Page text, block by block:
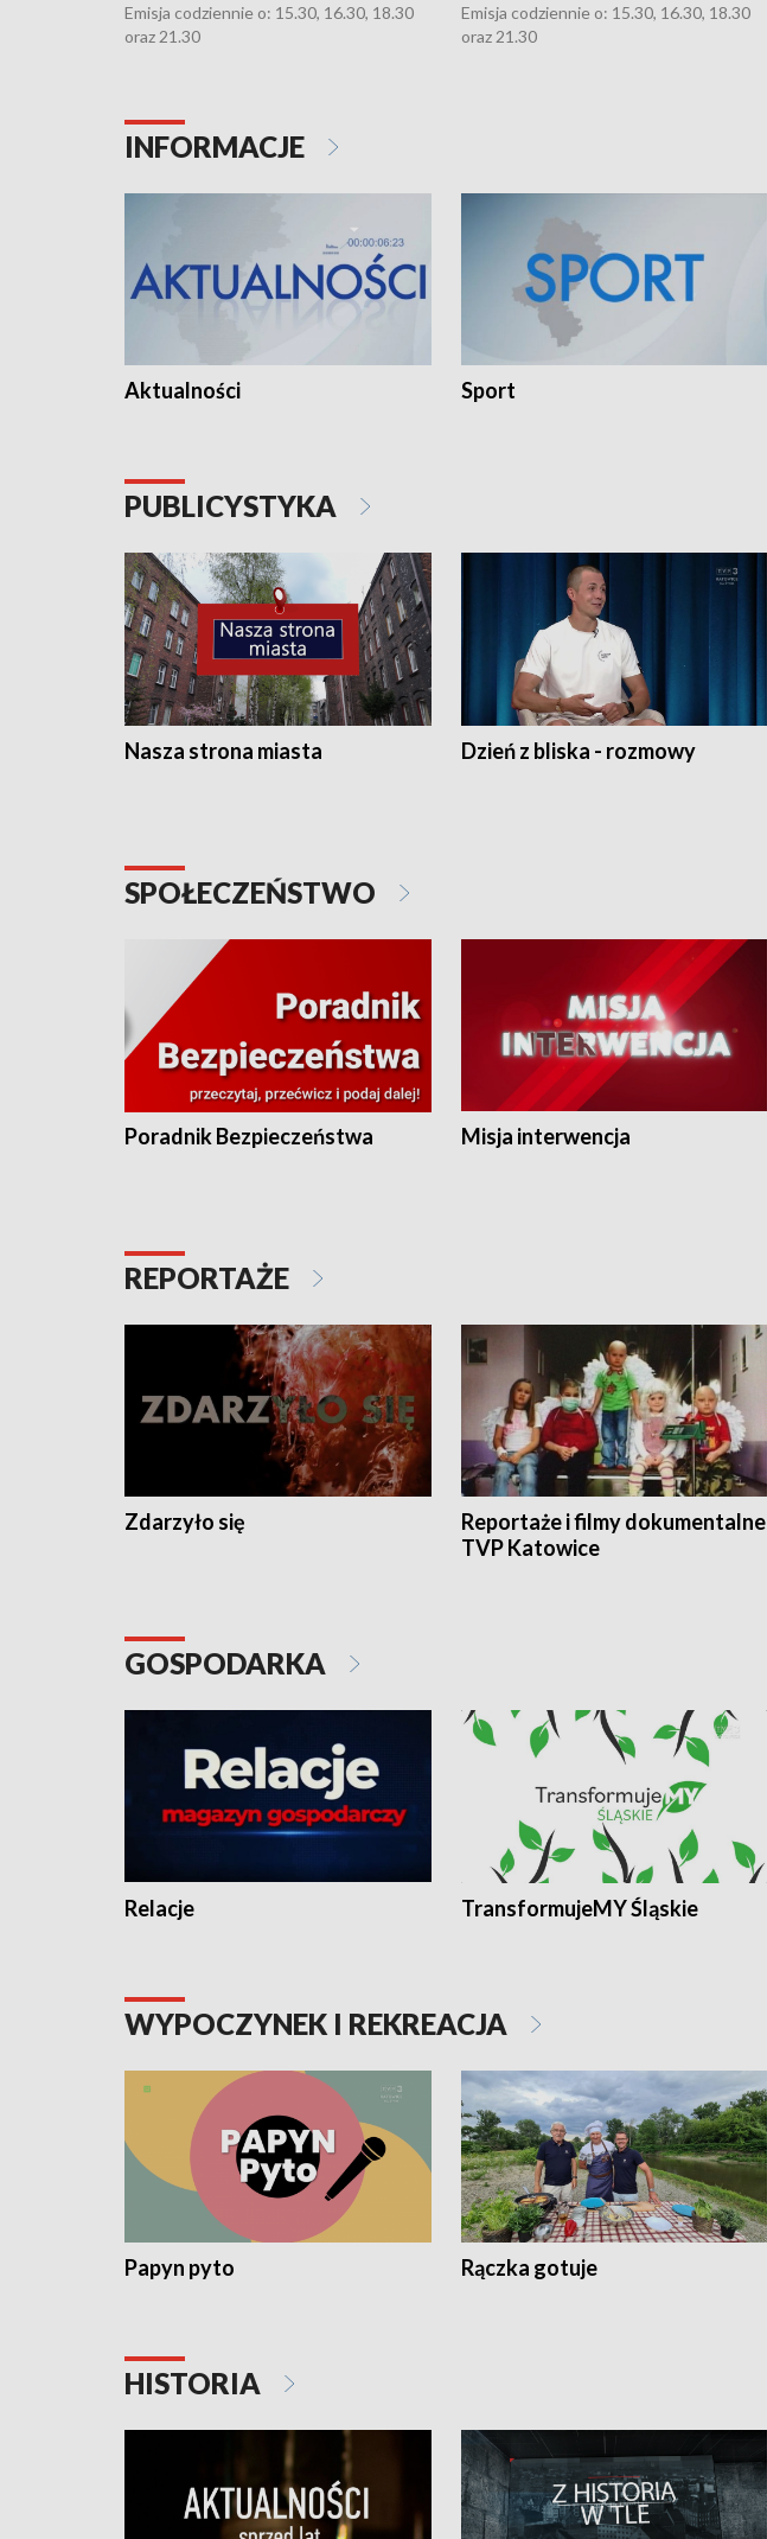
Emisja codziennie o: 15.30, 16.30, 18.30
oraz 21.30
Emisja codziennie o: 15.30, 16.30, 18.30
oraz 21.30
INFORMACJE
Aktualności Sport
PUBLICYSTYKA
Nasza strona miasta Dzień z bliska - rozmowy
SPOŁECZEŃSTWO
Poradnik Bezpieczeństwa Misja interwencja
REPORTAŻE
Zdarzyło się
Reportaże i filmy dokumentalne
TVP Katowice
GOSPODARKA
Relacje TransformujeMY Śląskie
WYPOCZYNEK I REKREACJA
Papyn pyto Rączka gotuje
HISTORIA